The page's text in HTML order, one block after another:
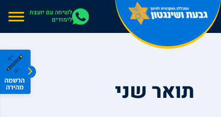
אתר בהרצה
הרשמה
מהירה
לשיחה עם יועצת
לימודים
תואר שני